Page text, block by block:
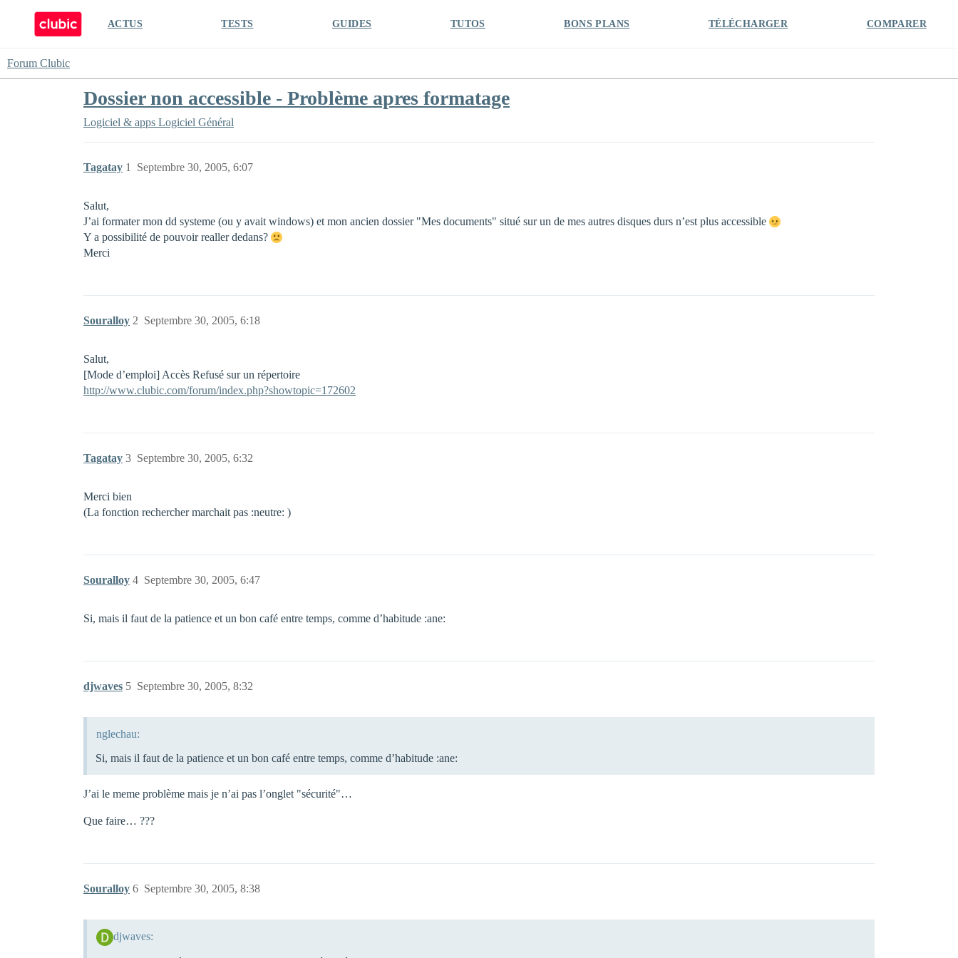
ACTUS TESTS GUIDES TUTOS BONS PLANS TÉLÉCHARGER COMPARER
Forum Clubic
Dossier non accessible - Problème apres formatage
Logiciel & apps Logiciel Général
Tagatay Septembre 30, 2005, 6:07
1
Salut,
J’ai formater mon dd systeme (ou y avait windows) et mon ancien dossier "Mes documents" situé sur un de mes autres disques durs n’est plus accessible
Y a possibilité de pouvoir realler dedans?
Merci
Souralloy Septembre 30, 2005, 6:18
2
Salut,
[Mode d’emploi] Accès Refusé sur un répertoire
http://www.clubic.com/forum/index.php?showtopic=172602
Tagatay Septembre 30, 2005, 6:32
3
Merci bien
(La fonction rechercher marchait pas :neutre: )
Souralloy Septembre 30, 2005, 6:47
4
Si, mais il faut de la patience et un bon café entre temps, comme d’habitude :ane:
djwaves Septembre 30, 2005, 8:32
5
nglechau:
Si, mais il faut de la patience et un bon café entre temps, comme d’habitude :ane:
J’ai le meme problème mais je n’ai pas l’onglet "sécurité"…
Que faire… ???
Souralloy Septembre 30, 2005, 8:38
6
djwaves: